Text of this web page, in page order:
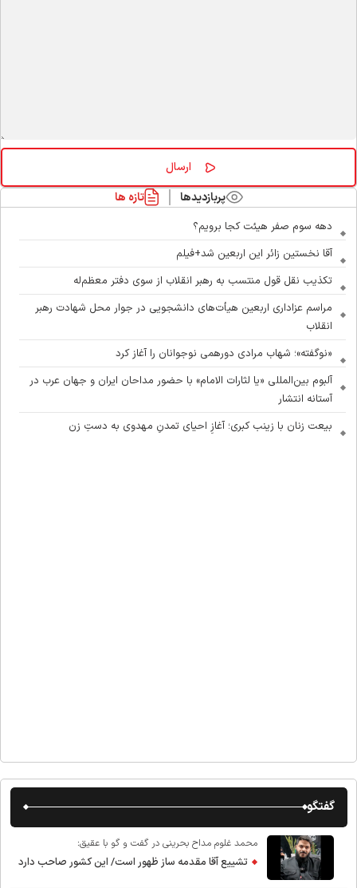
پربازدیدها تازه ها
دهه سوم صفر هیئت کجا برویم؟
آقا نخستین زائر این اربعین شد+فیلم
تکذیب نقل قول منتسب به رهبر انقلاب از سوی دفتر معظم‌له
مراسم عزاداری اربعین هیأت‌های دانشجویی در جوار محل شهادت رهبر
انقلاب
«نوگفته»؛ شهاب مرادی دورهمی نوجوانان را آغاز کرد
آلبوم بین‌المللی «یا لثارات الامام» با حضور مداحان ایران و جهان عرب در
آستانه انتشار
بیعت زنان با زینب کبری؛ آغازِ احیای تمدنِ مهدوی به دستِ زن
گفتگو
محمد غلوم مداح بحرینی در گفت و گو با عقیق:
تشییع آقا مقدمه ساز ظهور است/ این کشور صاحب دارد